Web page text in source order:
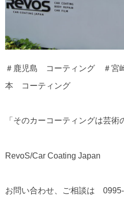
＃鹿児島 コーティング ＃
本 コーティング
「そのカーコーティングは芸術
RevoS/Car Coating Japan
お問い合わせ、ご相談は